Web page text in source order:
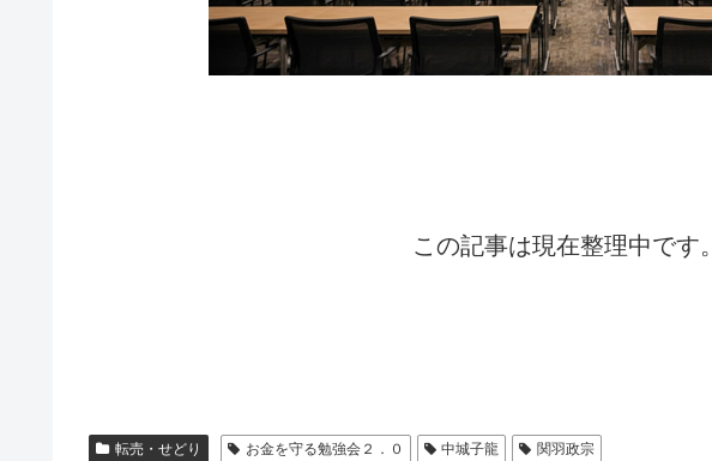
この記事は現在整理中です。
転売・せどり お金を守る勉強会２．０ 中城子龍 関羽政宗